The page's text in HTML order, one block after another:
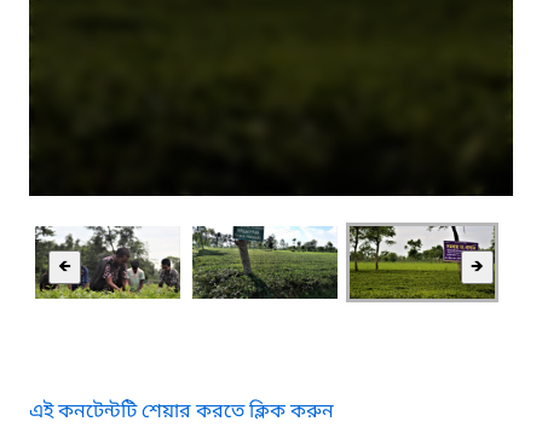
🡸 🡺
এই কনটেন্টটি শেয়ার করতে ক্লিক করুন